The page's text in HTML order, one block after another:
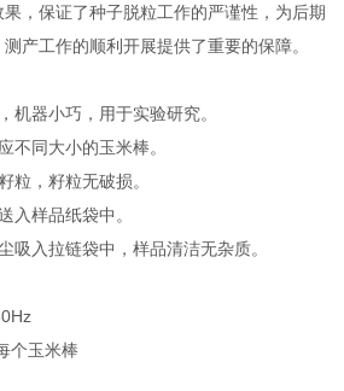
，保证了种子脱粒工作的严谨性，为后期
产工作的顺利开展提供了重要的保障。
机器小巧，用于实验研究。
不同大小的玉米棒。
粒，籽粒无破损。
入样品纸袋中。
吸入拉链袋中，样品清洁无杂质。
个玉米棒